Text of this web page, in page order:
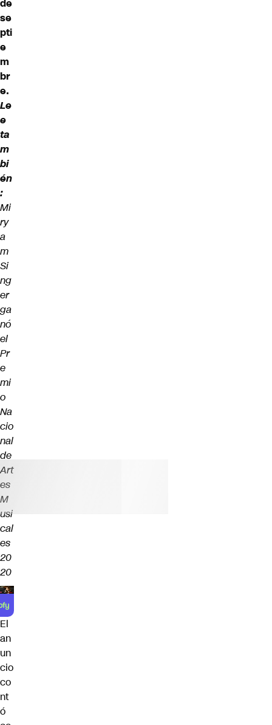
de
se
pti
e
m
br
e.
Le
e
ta
m
bi
én
:
Mi
ry
a
m
Si
ng
er
ga
nó
el
Pr
e
mi
o
Na
cio
nal
de
Art
es
M
usi
cal
es
20
20
El
an
un
cio
co
nt
ó